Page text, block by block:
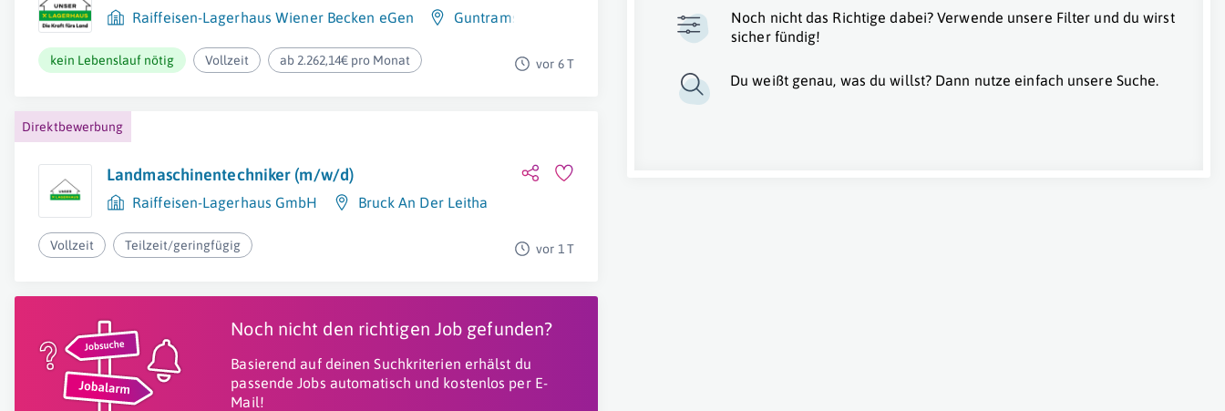
Raiffeisen-Lagerhaus Wiener Becken eGen Guntramsdorf
kein Lebenslauf nötig Vollzeit ab 2.262,14€ pro Monat vor 6 T
Direktbewerbung
Landmaschinentechniker (m/w/d)
Raiffeisen-Lagerhaus GmbH Bruck An Der Leitha
Vollzeit Teilzeit/geringfügig vor 1 T
Noch nicht den richtigen Job gefunden?
Basierend auf deinen Suchkriterien erhälst du
passende Jobs automatisch und kostenlos per E-
Mail!
Noch nicht das Richtige dabei? Verwende unsere Filter und du wirst
sicher fündig!
Du weißt genau, was du willst? Dann nutze einfach unsere Suche.